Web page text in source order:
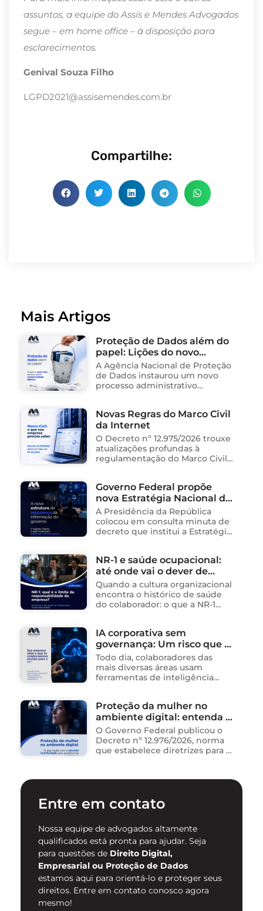
assuntos, a equipe do Assis e Mendes Advogados
segue – em home office – à disposição para
esclarecimentos.
Genival Souza Filho
LGPD2021@assisemendes.com.br
Compartilhe:
Mais Artigos
Proteção de Dados além do
papel: Lições do novo
processo sancionador da
ANPD
A Agência Nacional de Proteção
de Dados instaurou um novo
processo administrativo
organização social responsável
pela gestão de unidades
públicas de saúde …
Novas Regras do Marco Civil
da Internet
O Decreto nº 12.975/2026 trouxe
atualizações profundas à
regulamentação do Marco Civil
operações de empresas de
tecnologia no Brasil. Para ajudar
na …
Governo Federal propõe
nova Estratégia Nacional de
Segurança da Informação e
cria sistema integrado de
governança para órgãos
A Presidência da República
colocou em consulta minuta de
decreto que institui a Estratégia
Sistema Integrado de
Segurança da Informação
(SISInfo), estabelecendo …
NR-1 e saúde ocupacional:
até onde vai o dever de
cuidado da empresa?
Quando a cultura organizacional
encontra o histórico de saúde
do colaborador: o que a NR-1
um dos ambientes mais
propícios para …
IA corporativa sem
governança: Um risco que já
está acontecendo
Todo dia, colaboradores das
mais diversas áreas usam
ferramentas de inteligência
dados, redigem e-mails, geram
relatórios. O problema não está
na ferramenta. Está …
Proteção da mulher no
ambiente digital: entenda o
novo Decreto nº 12.976/2026
O Governo Federal publicou o
Decreto nº 12.976/2026, norma
que estabelece diretrizes para a
enfrentamento da violência
digital. …
Entre em contato
Nossa equipe de advogados altamente
qualificados está pronta para ajudar. Seja
para questões de Direito Digital,
Empresarial ou Proteção de Dados
estamos aqui para orientá-lo e proteger seus
direitos. Entre em contato conosco agora
mesmo!